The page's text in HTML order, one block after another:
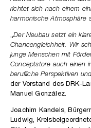
richtet sich nach einem
harmonische Atmosphäre
„Der Neubau setzt ein
Chancengleichheit. Wir
junge Menschen mit
Conceptstore auch einen
berufliche Perspektiven
der Vorstand des DRK-
Manuel González.
Joachim Kandels,
Ludwig,